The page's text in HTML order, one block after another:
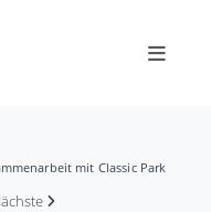
mit Classic Park